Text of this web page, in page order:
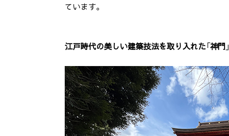
ています。
江戸時代の美しい建築技法を取り入れた「神門」